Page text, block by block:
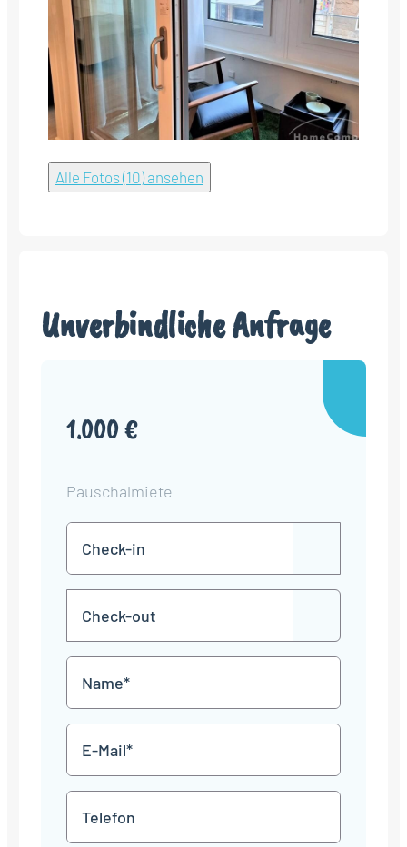
Alle Fotos (10) ansehen
Unverbindliche Anfrage
1.000 €
Pauschalmiete
in
TT
Punkt
MM
JJJJ
TT
Punkt
MM
JJJJ
Mail
*